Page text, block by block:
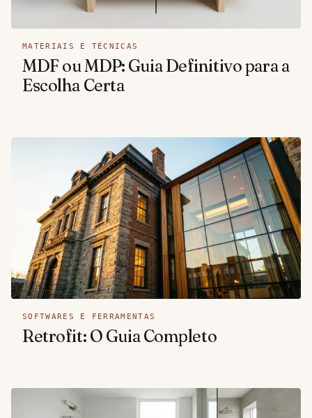
MATERIAIS E TÉCNICAS
MDF ou MDP: Guia Definitivo para a
Escolha Certa
SOFTWARES E FERRAMENTAS
Retrofit: O Guia Completo